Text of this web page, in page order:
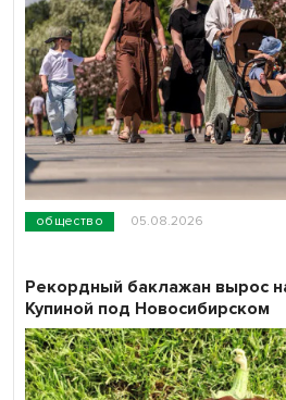
общество 05.08.2026
Рекордный баклажан вырос
Купиной под Новосибирском